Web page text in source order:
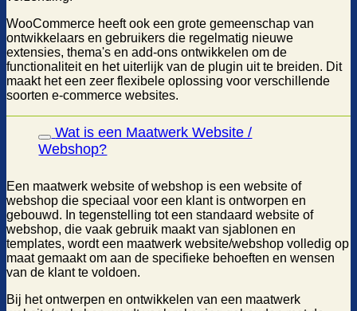
WooCommerce heeft ook een grote gemeenschap van
ontwikkelaars en gebruikers die regelmatig nieuwe
extensies, thema's en add-ons ontwikkelen om de
functionaliteit en het uiterlijk van de plugin uit te breiden. Dit
maakt het een zeer flexibele oplossing voor verschillende
soorten e-commerce websites.
Wat is een Maatwerk Website /
Webshop?
Een maatwerk website of webshop is een website of
webshop die speciaal voor een klant is ontworpen en
gebouwd. In tegenstelling tot een standaard website of
webshop, die vaak gebruik maakt van sjablonen en
templates, wordt een maatwerk website/webshop volledig op
maat gemaakt om aan de specifieke behoeften en wensen
van de klant te voldoen.
Bij het ontwerpen en ontwikkelen van een maatwerk